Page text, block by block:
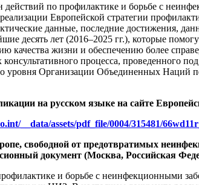
по профилактике и борьбе с
Европейской стратегии
данные, последние достижения,
десять лет (2016–2025 гг.), которые
качества жизни и обеспечению более
консультативного процесса, проведенного
уровня Организации Объединенных Наций
на русском языке на сайте
__data/assets/pdf_file/0004/315481/
свободной от предотвратимых
документ (Москва, Российская
и борьбе с неинфекционными